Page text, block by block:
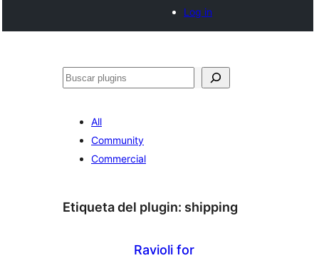
Log in
Buscar
All
Community
Commercial
Etiqueta del plugin: shipping
Ravioli for